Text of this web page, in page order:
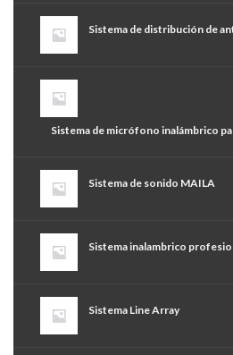
Sistema de distribución de
Sistema de micrófono inalámbrico
Sistema de sonido MAILA
Sistema inalambrico
Sistema Line Array